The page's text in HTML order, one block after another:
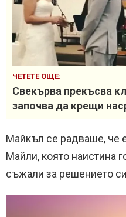
ЧЕТЕТЕ ОЩЕ:
Свекърва прекъсва
започва да крещи
Майкъл се радваше, че
Майли, която наистина
съжали за решението